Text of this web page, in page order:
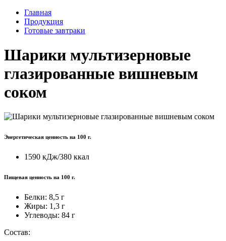
Главная
Продукция
Готовые завтраки
Шарики мультизерновые
глазированные вишневым
соком
Энергетическая ценность на 100 г.
1590 кДж/380 ккал
Пищевая ценность на 100 г.
Белки: 8,5 г
Жиры: 1,3 г
Углеводы: 84 г
Состав: